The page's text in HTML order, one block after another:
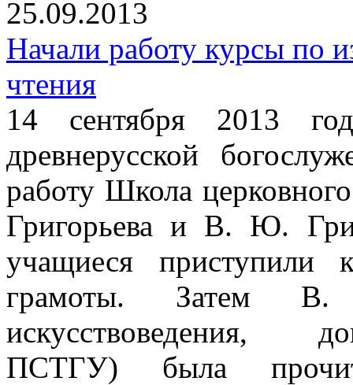
25.09.2013
Начали работу курсы по
чтения
14 сентября 2013
древнерусской
работу Школа
Григорьева и В. Ю.
учащиеся приступили
грамоты. Затем
искусствоведения,
ПСТГУ) была